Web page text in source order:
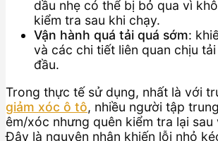
dầu nhẹ có thể bị bỏ qua vì
kiểm tra sau khi chạy.
Vận hành quá tải quá sớm:
và các chi tiết liên quan chịu
đầu.
Trong thực tế sử dụng, nhất là với
giảm xóc ô tô, nhiều người tập
êm/xóc nhưng quên kiểm tra lại sau
Đây là nguyên nhân khiến lỗi nhỏ